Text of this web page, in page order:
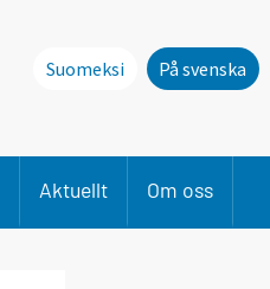
Suomeksi På svenska
Aktuellt Om oss